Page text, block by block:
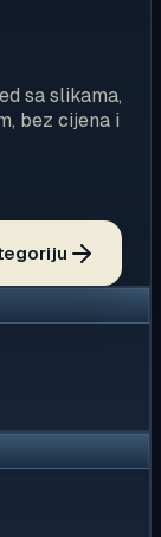
sa slikama,
bez cijena i